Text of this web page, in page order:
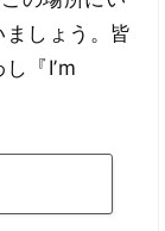
しょう。皆
『I’m